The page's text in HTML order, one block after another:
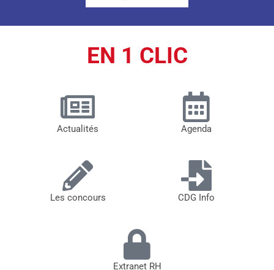
EN 1 CLIC
Actualités Agenda
Les concours CDG Info
Extranet RH